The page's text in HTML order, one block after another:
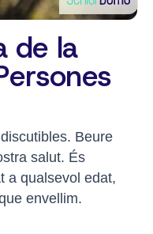
de la
Beure
salut. És
a qualsevol edat,
envellim.